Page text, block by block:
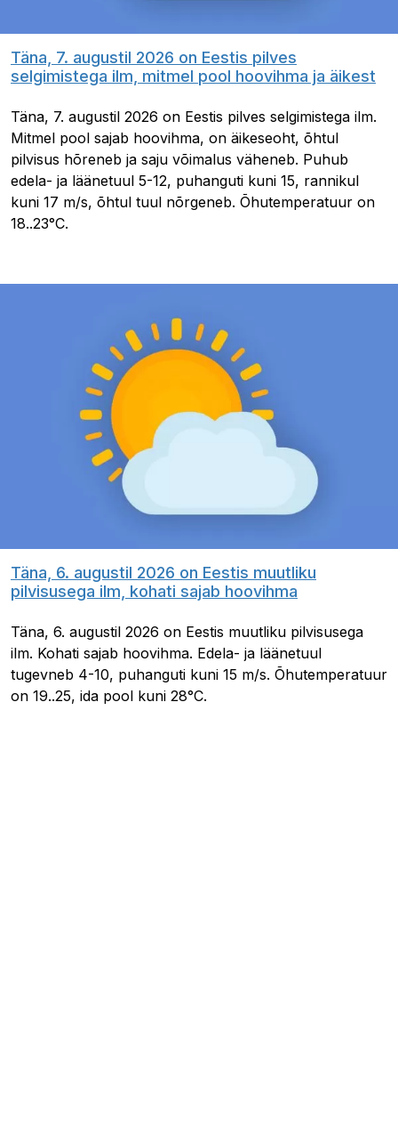
Täna, 7. augustil 2026 on Eestis pilves
selgimistega ilm, mitmel pool hoovihma ja äikest
Täna, 7. augustil 2026 on Eestis pilves selgimistega ilm.
Mitmel pool sajab hoovihma, on äikeseoht, õhtul
pilvisus hõreneb ja saju võimalus väheneb. Puhub
edela- ja läänetuul 5-12, puhanguti kuni 15, rannikul
kuni 17 m/s, õhtul tuul nõrgeneb. Õhutemperatuur on
18..23°C.
Täna, 6. augustil 2026 on Eestis muutliku
pilvisusega ilm, kohati sajab hoovihma
Täna, 6. augustil 2026 on Eestis muutliku pilvisusega
ilm. Kohati sajab hoovihma. Edela- ja läänetuul
tugevneb 4-10, puhanguti kuni 15 m/s. Õhutemperatuur
on 19..25, ida pool kuni 28°C.